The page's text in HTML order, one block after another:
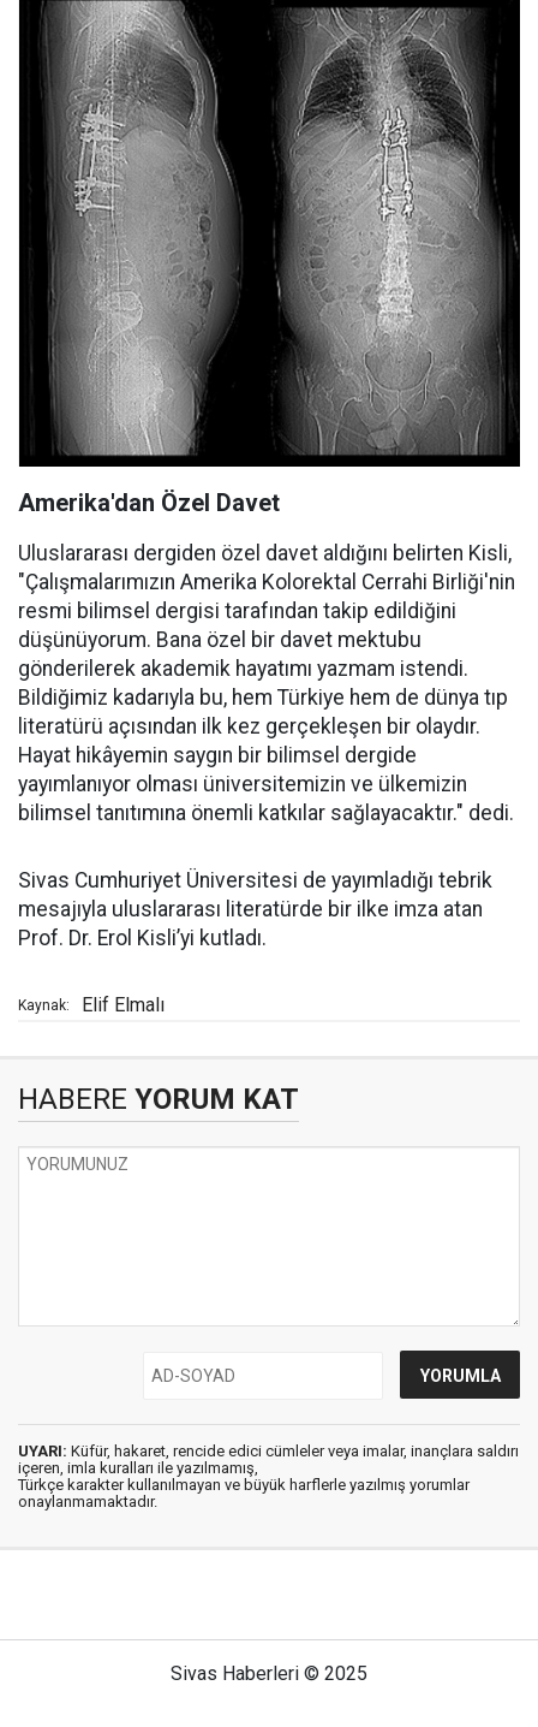
Amerika'dan Özel Davet
Uluslararası dergiden özel davet aldığını belirten Kisli,
"Çalışmalarımızın Amerika Kolorektal Cerrahi Birliği'nin
resmi bilimsel dergisi tarafından takip edildiğini
düşünüyorum. Bana özel bir davet mektubu
gönderilerek akademik hayatımı yazmam istendi.
Bildiğimiz kadarıyla bu, hem Türkiye hem de dünya tıp
literatürü açısından ilk kez gerçekleşen bir olaydır.
Hayat hikâyemin saygın bir bilimsel dergide
yayımlanıyor olması üniversitemizin ve ülkemizin
bilimsel tanıtımına önemli katkılar sağlayacaktır." dedi.
Sivas Cumhuriyet Üniversitesi de yayımladığı tebrik
mesajıyla uluslararası literatürde bir ilke imza atan
Prof. Dr. Erol Kisli’yi kutladı.
Kaynak: Elif Elmalı
HABERE YORUM KAT
UYARI: Küfür, hakaret, rencide edici cümleler veya imalar, inançlara saldırı
içeren, imla kuralları ile yazılmamış,
Türkçe karakter kullanılmayan ve büyük harflerle yazılmış yorumlar
onaylanmamaktadır.
Sivas Haberleri © 2025